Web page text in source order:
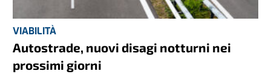
VIABILITÀ
Autostrade, nuovi disagi notturni nei
prossimi giorni